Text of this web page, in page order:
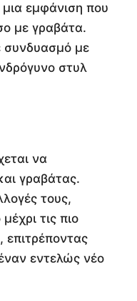
εμφάνιση που
με γραβάτα.
συνδυασμό με
στυλ
να
γραβάτας.
τους,
τις πιο
, επιτρέποντας
εντελώς νέο